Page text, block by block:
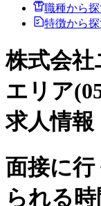
職種から探
特徴から探
株式会
エリア
求人情報
面接に
られる